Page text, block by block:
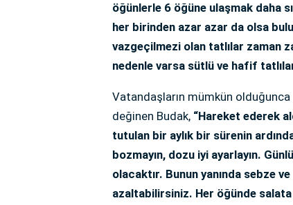
öğünlerle 6 öğüne ulaşmak daha
her birinden azar azar da olsa
vazgeçilmezi olan tatlılar zaman
nedenle varsa sütlü ve hafif
Vatandaşların mümkün
değinen Budak, “Hareket ederek
tutulan bir aylık bir sürenin
bozmayın, dozu iyi ayarlayın.
olacaktır. Bunun yanında sebze
azaltabilirsiniz. Her öğünde salata